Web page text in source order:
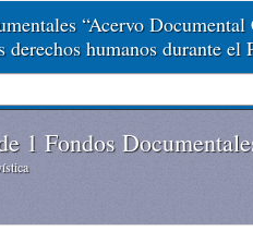
“Acervo Documental
humanos durante el
1 Fondos